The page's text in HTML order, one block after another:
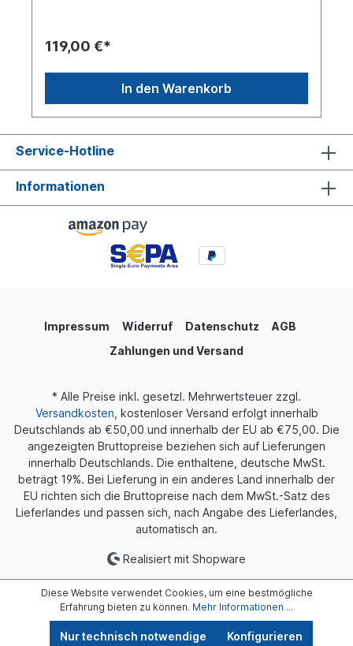
Musikempfänger, auch bekannt als Streamer, der
Digital Analog Wandler wie dem FiiO K11 oder
einem HiFi-System können Sie damit ganz einfach
Audio-Streams mit hoher Bitrate
genießen. AirPlay-Streaming-Protokoll Verbinden
oder Mac mini und streamen Sie über AirPlay zum
SR11 für ein reibungsloses und bequemes
Hörerlebnis. Genießen Sie zukünftig auch Roon
Ready Streaming Mit Roon können Sie sowohl
Online- als auch lokale Musikbibliotheken bequem
verwalten, indem Sie die schnelle Wiedergabe
von lokaler Musik von einem NAS oder anderen
können Sie mit Roon verschiedene Geräte
steuern, um unterschiedliche oder dieselbe Musik
abzuspielen - für ein vollständig integriertes und
Roon läuft bis dahin im Testbetrieb, jedoch ohne
Einschränkung der Funktionen, der SR11 wird
aber bis dahin unterRoon nicht als SR11
angezeigt. FIIO wird später offiziell bekannt
geben, wenn die Funktionalität fertig
ist. Umfassende digitale Ausgänge Die optischen,
koaxialen, USB-Typ-A- und USB-Typ-C-
Digitalausgänge sorgen dafür, dass Sie das Gerät
Ihrer Wahl für Musikstreaming in Echtzeit
problemlos anschließen können. Hören Sie HiFi-
Musik, ohne auf Kabeln angewiesen zu
extrem niedrigem Stromverbrauch Der SR11 ist mit
dem leistungsstarken X2000-Mehrkernprozessor
ausgestattet, wobei ein Kern auf dem
einzigartigen XBurst2-Dual-Logic-Kern und ein
weiterer kleiner XBurst0-Kern basiert. Der
Prozessor verfügt über eine hervorragende
119,00 €*
In den Warenkorb
Service-Hotline
Informationen
Impressum Widerruf Datenschutz
AGB
Zahlungen und Versand
* Alle Preise inkl. gesetzl. Mehrwertsteuer zzgl.
Versandkosten , kostenloser Versand erfolgt innerhalb
Deutschlands ab €50,00 und innerhalb der EU ab €75,00. Die
angezeigten Bruttopreise beziehen sich auf Lieferungen
innerhalb Deutschlands. Die enthaltene, deutsche MwSt.
beträgt 19%. Bei Lieferung in ein anderes Land innerhalb der
EU richten sich die Bruttopreise nach dem MwSt.-Satz des
Lieferlandes und passen sich, nach Angabe des Lieferlandes,
automatisch an.
Realisiert mit Shopware
Diese Website verwendet Cookies, um eine bestmögliche
Erfahrung bieten zu können. Mehr Informationen ...
Nur technisch notwendige Konfigurieren